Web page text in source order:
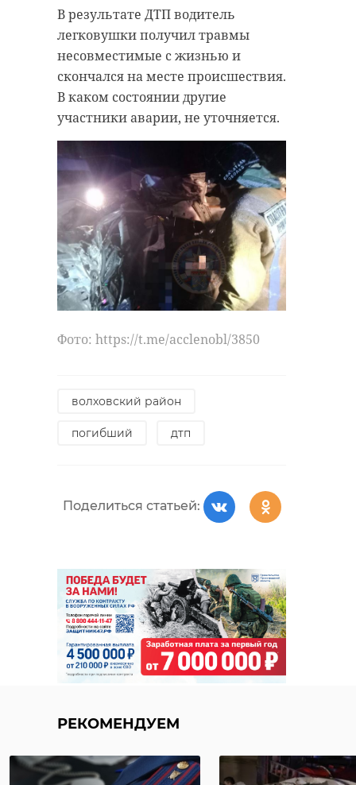
В результате ДТП водитель
легковушки получил травмы
несовместимые с жизнью и
скончался на месте происшествия.
В каком состоянии другие
участники аварии, не уточняется.
Фото: https://t.me/acclenobl/3850
волховский район
погибший дтп
Поделиться статьей:
РЕКОМЕНДУЕМ